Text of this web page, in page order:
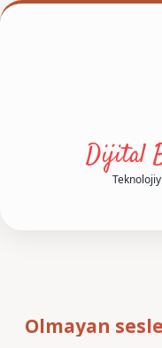
Dijital
Olmayan